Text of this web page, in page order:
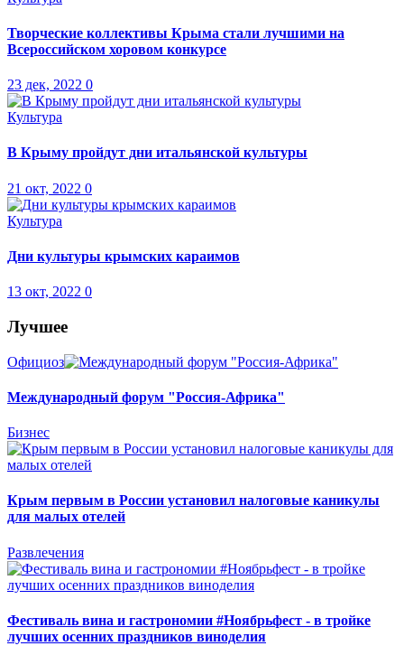
Творческие коллективы Крыма стали лучшими на
Всероссийском хоровом конкурсе
23 дек, 2022 0
Культура
В Крыму пройдут дни итальянской культуры
21 окт, 2022 0
Культура
Дни культуры крымских караимов
13 окт, 2022 0
Лучшее
Официоз
Международный форум "Россия-Африка"
Бизнес
Крым первым в России установил налоговые каникулы
для малых отелей
Развлечения
Фестиваль вина и гастрономии #Ноябрьфест - в тройке
лучших осенних праздников виноделия